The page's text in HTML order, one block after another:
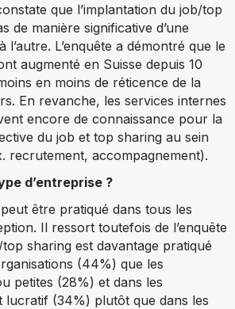
que l’implantation du job/top
de manière significative d’une
l’autre. L’enquête a démontré que le
augmenté en Suisse depuis 10
en moins de réticence de la
En revanche, les services internes
encore de connaissance pour la
du job et top sharing au sein
recrutement, accompagnement).
d’entreprise ?
être pratiqué dans tous les
Il ressort toutefois de l’enquête
sharing est davantage pratiqué
(44%) que les
petites (28%) et dans les
lucratif (34%) plutôt que dans les